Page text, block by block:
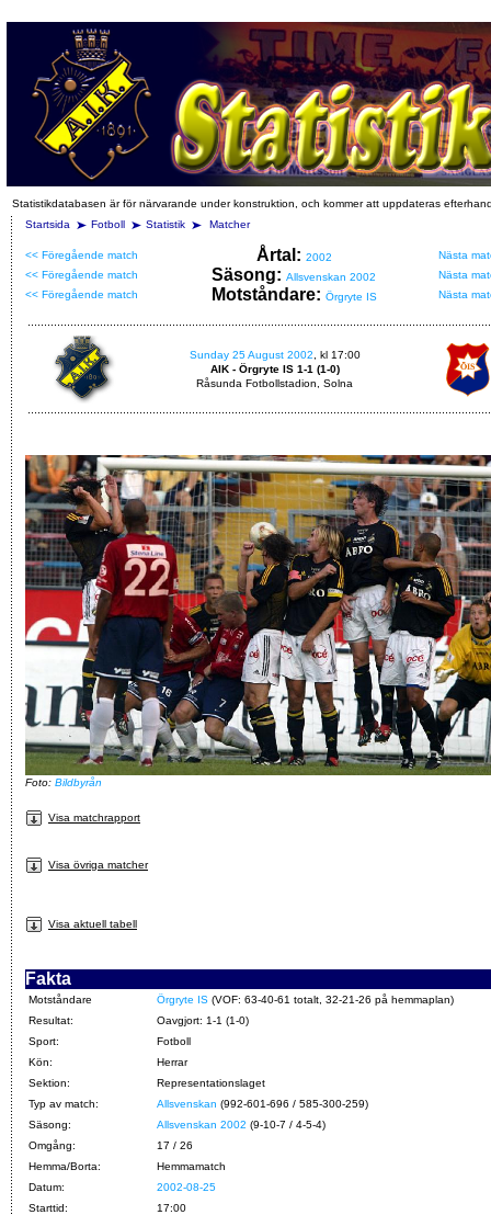
Statistikdatabasen är för närvarande under konstruktion, och kommer att uppdateras
Startsida
Fotboll Statistik Matcher
<< Föregående match Årtal: 2002
Nästa
<< Föregående match
Säsong: Allsvenskan 2002
Nästa
<< Föregående match
Motståndare: Örgryte IS Nästa
Sunday 25 August 2002 , kl 17:00
AIK - Örgryte IS 1-1 (1-0)
Råsunda Fotbollstadion, Solna
Foto: Bildbyrån
Visa matchrapport
Visa övriga matcher
Visa aktuell tabell
Fakta
Motståndare Örgryte IS (VOF: 63-40-61 totalt, 32-21-26 på hemmaplan)
Resultat:
Oavgjort: 1-1 (1-0)
Sport:
Fotboll
Kön:
Herrar
Sektion:
Representationslaget
Typ av match:
Allsvenskan (992-601-696 / 585-300-259)
Säsong:
Allsvenskan 2002 (9-10-7 / 4-5-4)
Omgång:
17 / 26
Hemma/Borta:
Hemmamatch
Datum:
2002-08-25
Starttid:
17:00